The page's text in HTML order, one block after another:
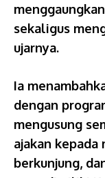
sekaligus
ujarnya.
Ia
dengan
mengusung
ajakan kepada
berkunjung,